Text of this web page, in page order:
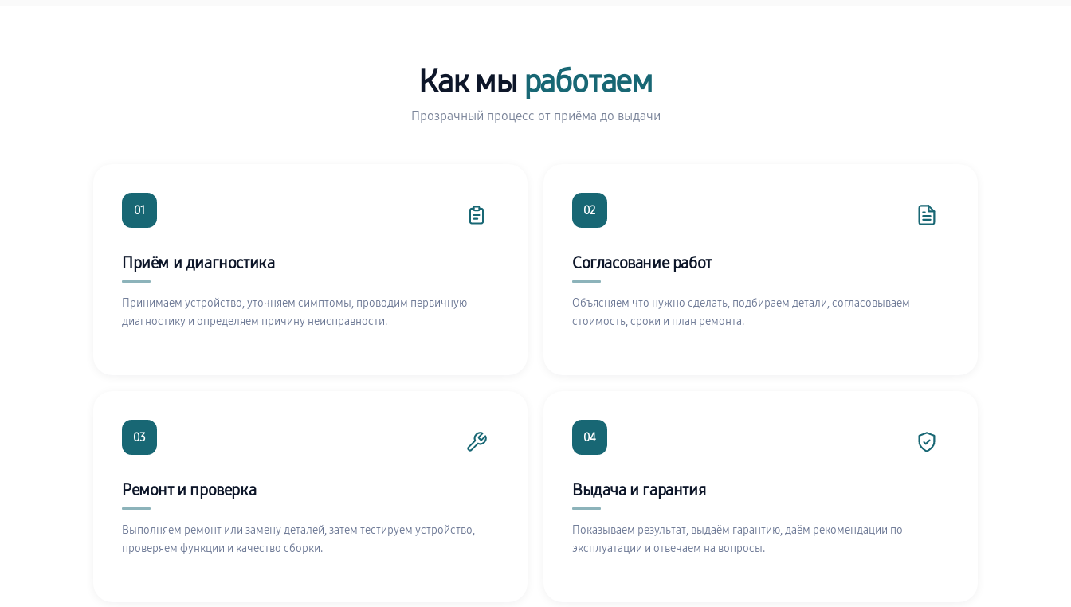
Как мы работаем
Прозрачный процесс от приёма до выдачи
01
Приём и диагностика
Принимаем устройство, уточняем симптомы, проводим первичную
диагностику и определяем причину неисправности.
02
Согласование работ
Объясняем что нужно сделать, подбираем детали, согласовываем
стоимость, сроки и план ремонта.
03
Ремонт и проверка
Выполняем ремонт или замену деталей, затем тестируем устройство,
проверяем функции и качество сборки.
04
Выдача и гарантия
Показываем результат, выдаём гарантию, даём рекомендации по
эксплуатации и отвечаем на вопросы.